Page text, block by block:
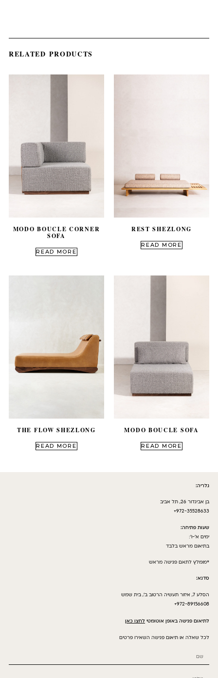
RELATED PRODUCTS
REST SHEZLONG
READ MORE
MODO BOUCLE CORNER
SOFA
READ MORE
MODO BOUCLE SOFA
READ MORE
THE FLOW SHEZLONG
READ MORE
גלריה:
בן אביגדור 26, תל אביב
972-35528633+
שעות פתיחה:
ימים א’-ו’:
בתיאום מראש בלבד
*מומלץ לתאם פגישה מראש
סדנא:
הסלע 7, איזור תעשיה הרטוב ב’, בית שמש
972-89156608+
לתיאום פגישה באופן אוטומטי לחצו כאן
לכל שאלה או תיאום פגישה השאירו פרטים